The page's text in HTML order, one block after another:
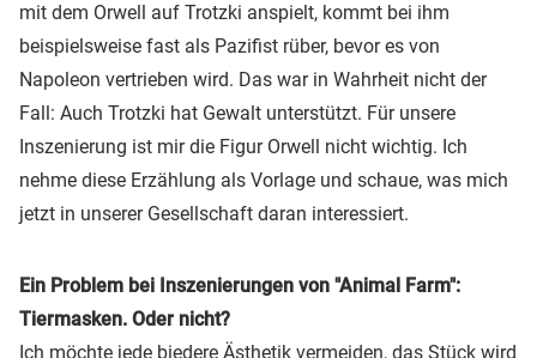
mit dem Orwell auf Trotzki anspielt, kommt bei ihm
beispielsweise fast als Pazifist rüber, bevor es von
Napoleon vertrieben wird. Das war in Wahrheit nicht der
Fall: Auch Trotzki hat Gewalt unterstützt. Für unsere
Inszenierung ist mir die Figur Orwell nicht wichtig. Ich
nehme diese Erzählung als Vorlage und schaue, was mich
jetzt in unserer Gesellschaft daran interessiert.
Ein Problem bei Inszenierungen von "Animal Farm":
Tiermasken. Oder nicht?
Ich möchte jede biedere Ästhetik vermeiden, das Stück wird